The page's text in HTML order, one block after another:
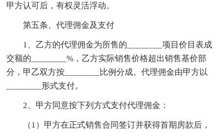
甲方认可后，有权灵活浮动。
第五条、代理佣金及支付
1、乙方的代理佣金为所售的________项目价目表成
交额的________%，乙方实际销售价格超出销售基价部
分，甲乙双方按________比例分成。代理佣金由甲方以
________形式支付。
2、甲方同意按下列方式支付代理佣金：
（1）甲方在正式销售合同签订并获得首期房款后，